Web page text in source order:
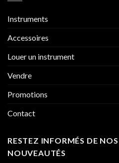
Instruments
Accessoires
Louer un instrument
Vendre
Promotions
Contact
RESTEZ INFORMÉS DE
NOUVEAUTÉS